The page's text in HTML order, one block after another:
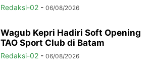
Redaksi-02 - 06/08/2026
Wagub Kepri Hadiri Soft Opening
TAO Sport Club di Batam
Redaksi-02 - 06/08/2026